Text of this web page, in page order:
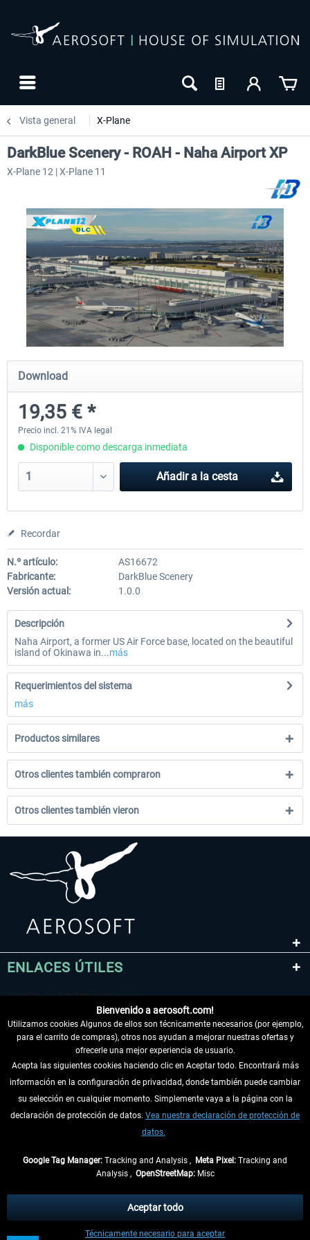
Vista general X-Plane
Traffic Global for X-Plane 12/11
(Windows)
45,32 € *
X-Plane.org - King Air 350
DarkBlue Scenery - ROAH - Naha Airport XP
X-Plane 12 | X-Plane 11
Download
19,35 € *
Precio incl. 21% IVA legal
Disponible como descarga inmediata
Añadir a la cesta
Recordar
N.º artículo:
AS16672
Fabricante:
DarkBlue Scenery
Versión actual:
1.0.0
Descripción
Naha Airport, a former US Air Force base, located on the beautiful
island of Okinawa in...más
Requerimientos del sistema
más
Productos similares
Otros clientes también compraron
Otros clientes también vieron
ENLACES ÚTILES
DESISTIR DEL CONTRATO
INFORMACIÓN
tasas de recepción si no se describe lo contrario
** De aplicación a envíos dentro de Alemania. Los plazos de envío para los
Bienvenido a aerosoft.com!
Utilizamos cookies Algunos de ellos son técnicamente necesarios (por ejemplo,
para el carrito de compras), otros nos ayudan a mejorar nuestras ofertas y
ofrecerle una mejor experiencia de usuario.
Acepta las siguientes cookies haciendo clic en Aceptar todo. Encontrará más
información en la configuración de privacidad, donde también puede cambiar
su selección en cualquier momento. Simplemente vaya a la página con la
declaración de protección de datos. Vea nuestra declaración de protección de
datos.
Google Tag Manager: Tracking and Analysis , Meta Pixel: Tracking and
Analysis , OpenStreetMap:Misc
Técnicamente necesario para aceptar
Aceptar todo